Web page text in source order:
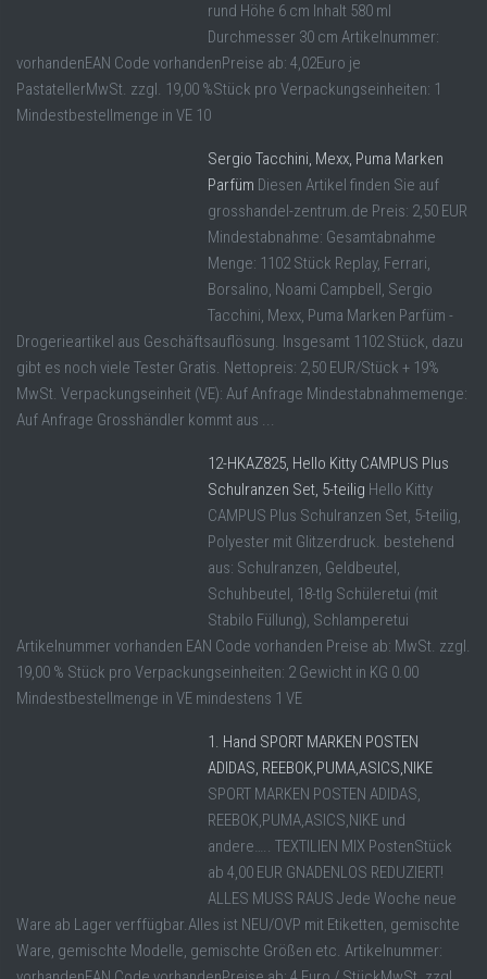
rund Höhe 6 cm Inhalt 580 ml
Durchmesser 30 cm Artikelnummer:
vorhandenEAN Code vorhandenPreise ab: 4,02Euro je
PastatellerMwSt. zzgl. 19,00 %Stück pro Verpackungseinheiten: 1
Mindestbestellmenge in VE 10
Sergio Tacchini, Mexx, Puma Marken
Parfüm Diesen Artikel finden Sie auf
grosshandel-zentrum.de Preis: 2,50 EUR
Mindestabnahme: Gesamtabnahme
Menge: 1102 Stück Replay, Ferrari,
Borsalino, Noami Campbell, Sergio
Tacchini, Mexx, Puma Marken Parfüm -
Drogerieartikel aus Geschäftsauflösung. Insgesamt 1102 Stück, dazu
gibt es noch viele Tester Gratis. Nettopreis: 2,50 EUR/Stück + 19%
MwSt. Verpackungseinheit (VE): Auf Anfrage Mindestabnahmemenge:
Auf Anfrage Grosshändler kommt aus ...
12-HKAZ825, Hello Kitty CAMPUS Plus
Schulranzen Set, 5-teilig Hello Kitty
CAMPUS Plus Schulranzen Set, 5-teilig,
Polyester mit Glitzerdruck. bestehend
aus: Schulranzen, Geldbeutel,
Schuhbeutel, 18-tlg Schüleretui (mit
Stabilo Füllung), Schlamperetui
Artikelnummer vorhanden EAN Code vorhanden Preise ab: MwSt. zzgl.
19,00 % Stück pro Verpackungseinheiten: 2 Gewicht in KG 0.00
Mindestbestellmenge in VE mindestens 1 VE
1. Hand SPORT MARKEN POSTEN
ADIDAS, REEBOK,PUMA,ASICS,NIKE
SPORT MARKEN POSTEN ADIDAS,
REEBOK,PUMA,ASICS,NIKE und
andere….. TEXTILIEN MIX PostenStück
ab 4,00 EUR GNADENLOS REDUZIERT!
ALLES MUSS RAUS Jede Woche neue
Ware ab Lager verffügbar.Alles ist NEU/OVP mit Etiketten, gemischte
Ware, gemischte Modelle, gemischte Größen etc. Artikelnummer: